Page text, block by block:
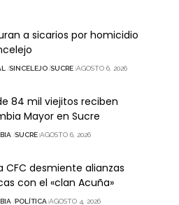
a sicarios por homicidio
SINCELEJO SUCRE AGOSTO 6, 2026
84 mil viejitos reciben
Mayor en Sucre
SUCRE AGOSTO 6, 2026
CFC desmiente alianzas
con el «clan Acuña»
POLÍTICA AGOSTO 4, 2026